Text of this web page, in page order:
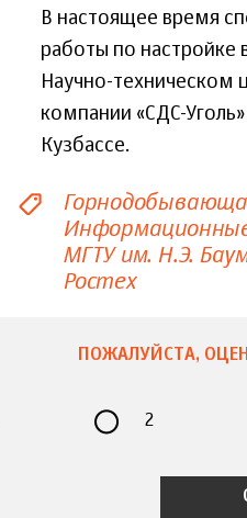
В настоящее время
работы по настройке
Научно-техническом
компании «СДС-
Кузбассе.
МГТУ им. Н.Э.
Ростех
ПОЖАЛУЙСТА,
2